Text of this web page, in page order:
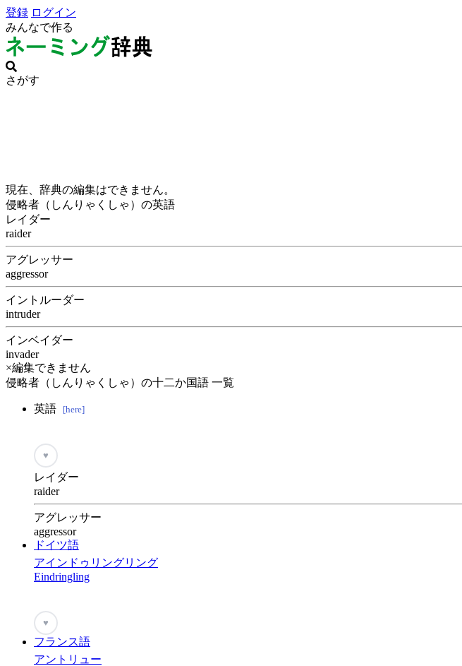
登録 ログイン
みんなで作る
さがす
現在、辞典の編集はできません。
侵略者（しんりゃくしゃ）の英語
レイダー
raider
アグレッサー
aggressor
イントルーダー
intruder
インベイダー
invader
×編集できません
侵略者（しんりゃくしゃ）の十二か国語 一覧
英語 [here]
♥
レイダー
raider
アグレッサー
aggressor
ドイツ語
アインドゥリングリング
Eindringling
♥
フランス語
アントリュー